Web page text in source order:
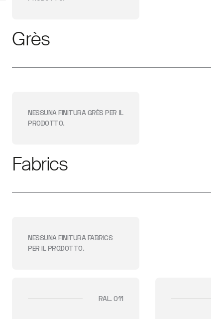
Grès
NESSUNA FINITURAGRÈS PER IL
PRODOTTO.
Fabrics
NESSUNA FINITURAFABRICS
PER IL PRODOTTO.
RAL. 011